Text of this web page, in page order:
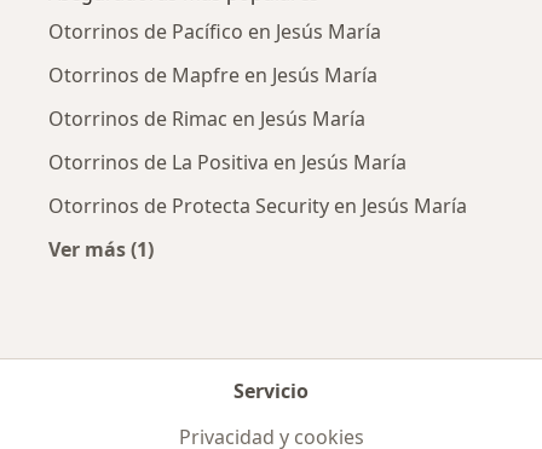
Otorrinos de Pacífico en Jesús María
Otorrinos de Mapfre en Jesús María
Otorrinos de Rimac en Jesús María
Otorrinos de La Positiva en Jesús María
Otorrinos de Protecta Security en Jesús María
Ver más (1)
Servicio
Privacidad y cookies